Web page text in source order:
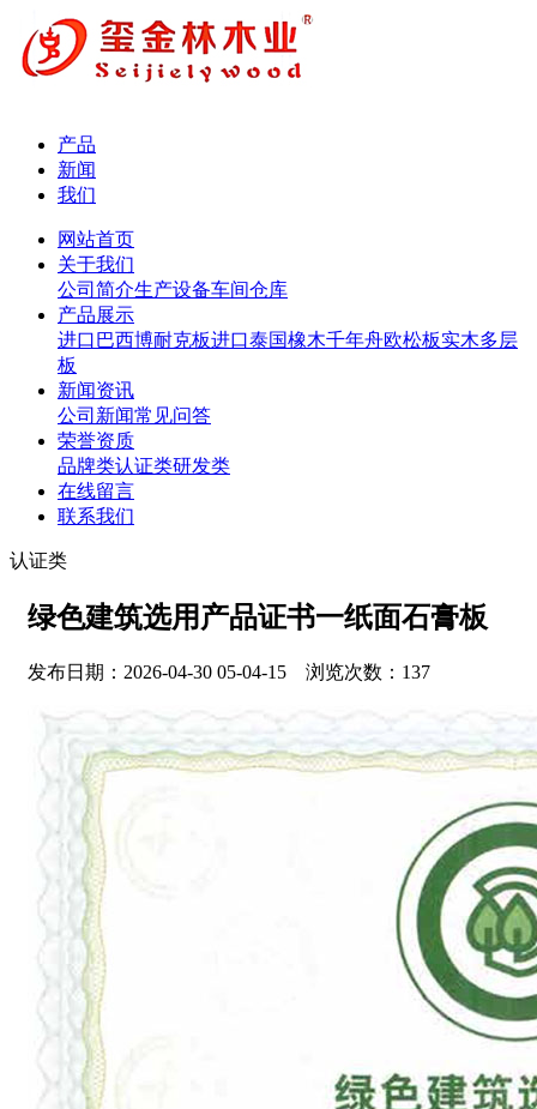
产品
新闻
我们
网站首页
关于我们
公司简介生产设备车间仓库
产品展示
进口巴西博耐克板进口泰国橡木千年舟欧松板实木多层
板
新闻资讯
公司新闻常见问答
荣誉资质
品牌类认证类研发类
在线留言
联系我们
认证类
绿色建筑选用产品证书一纸面石膏板
发布日期：2026-04-30 05-04-15 浏览次数：137